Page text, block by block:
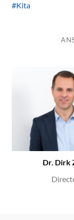
#Kita
Dr. Dirk